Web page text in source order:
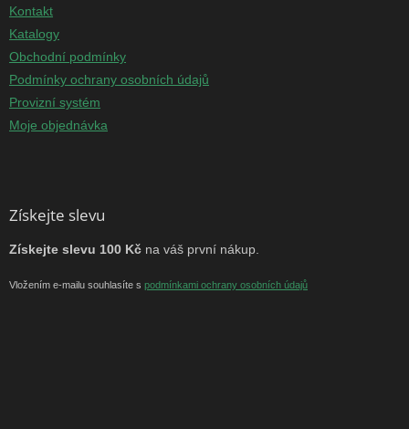
Kontakt
Katalogy
Obchodní podmínky
Podmínky ochrany osobních údajů
Provizní systém
Moje objednávka
Získejte slevu
Získejte slevu 100 Kč na váš první nákup.
Vložením e-mailu souhlasíte s podmínkami ochrany osobních údajů